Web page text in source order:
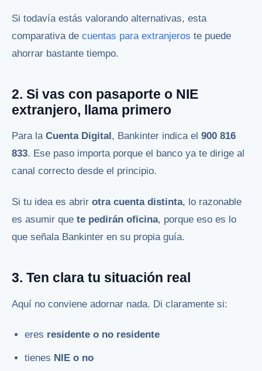
Si todavía estás valorando alternativas, esta
comparativa de cuentas para extranjeros te puede
ahorrar bastante tiempo.
2. Si vas con pasaporte o NIE
extranjero, llama primero
Para la Cuenta Digital, Bankinter indica el 900 816
833. Ese paso importa porque el banco ya te dirige al
canal correcto desde el principio.
Si tu idea es abrir otra cuenta distinta, lo razonable
es asumir que te pedirán oficina, porque eso es lo
que señala Bankinter en su propia guía.
3. Ten clara tu situación real
Aquí no conviene adornar nada. Di claramente si:
eres residente o no residente
tienes NIE o no